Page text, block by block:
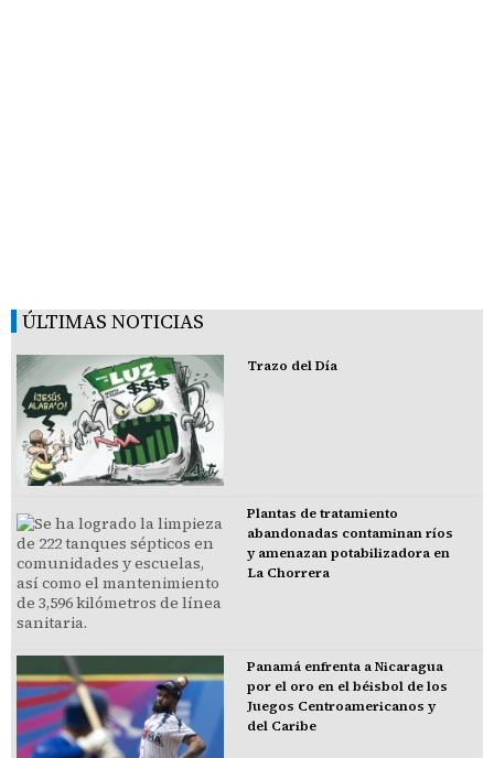
ÚLTIMAS NOTICIAS
Trazo del Día
Plantas de tratamiento
abandonadas contaminan ríos
y amenazan potabilizadora en
La Chorrera
Panamá enfrenta a Nicaragua
por el oro en el béisbol de los
Juegos Centroamericanos y
del Caribe